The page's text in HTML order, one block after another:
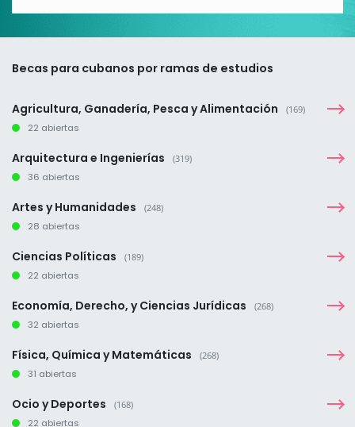
Becas para cubanos por ramas de estudios
Agricultura, Ganadería, Pesca y Alimentación (169)
22 abiertas
Arquitectura e Ingenierías (319)
36 abiertas
Artes y Humanidades (248)
28 abiertas
Ciencias Políticas (189)
22 abiertas
Economía, Derecho, y Ciencias Jurídicas (268)
32 abiertas
Física, Química y Matemáticas (268)
31 abiertas
Ocio y Deportes (168)
22 abiertas